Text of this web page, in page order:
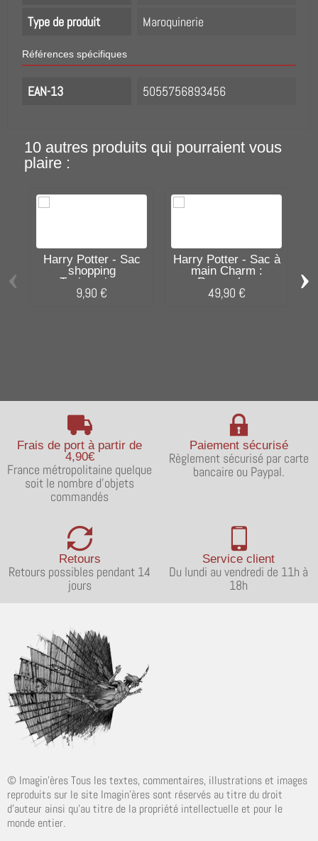
Type de produit
Maroquinerie
Références spécifiques
EAN-13 5055756893456
10 autres produits qui pourraient vous
plaire :
Harry Potter - Sac
shopping
Tapisserie...
9,90 €
Harry Potter - Sac à
main Charm :
Ravenclaw
49,90 €
‹ ›
Frais de port à partir de
4,90€
France métropolitaine quelque
soit le nombre d'objets
commandés
Paiement sécurisé
Règlement sécurisé par carte
bancaire ou Paypal.
Retours
Retours possibles pendant 14
jours
Service client
Du lundi au vendredi de 11h à
18h
© Imagin'ères Tous les textes, commentaires, illustrations et images
reproduits sur le site Imagin'ères sont réservés au titre du droit
d'auteur ainsi qu'au titre de la propriété intellectuelle et pour le
monde entier.